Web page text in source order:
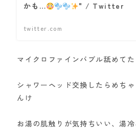
かも…
" / Twitter
twitter.com
マイクロファインバブル舐めてた
シャワーヘッド交換したらめち
んけ
お湯の肌触りが気持ちいい、湯